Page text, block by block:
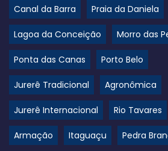
Canal da Barra Praia da Daniela
Lagoa da Conceição Morro das
Ponta das Canas Porto Belo
Jurerê Tradicional Agronômica
Jurerê Internacional Rio Tavares
Armação Itaguaçu Pedra